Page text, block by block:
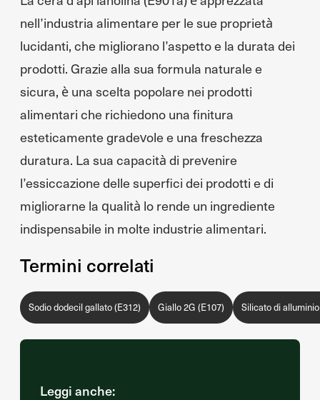
nell’industria alimentare per le sue proprietà
lucidanti, che migliorano l’aspetto e la durata dei
prodotti. Grazie alla sua formula naturale e
sicura, è una scelta popolare nei prodotti
alimentari che richiedono una finitura
esteticamente gradevole e una freschezza
duratura. La sua capacità di prevenire
l’essiccazione delle superfici dei prodotti e di
migliorarne la qualità lo rende un ingrediente
indispensabile in molte industrie alimentari.
Termini correlati
Sodio dodecil gallato (E312) Giallo 2G (E107) Silicato di
Leggi anche: